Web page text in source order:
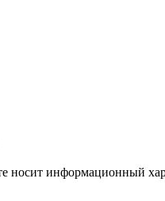
носит информационный